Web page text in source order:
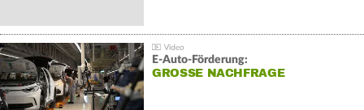
E-Auto-Förderung:
GROSSE NACHFRAGE